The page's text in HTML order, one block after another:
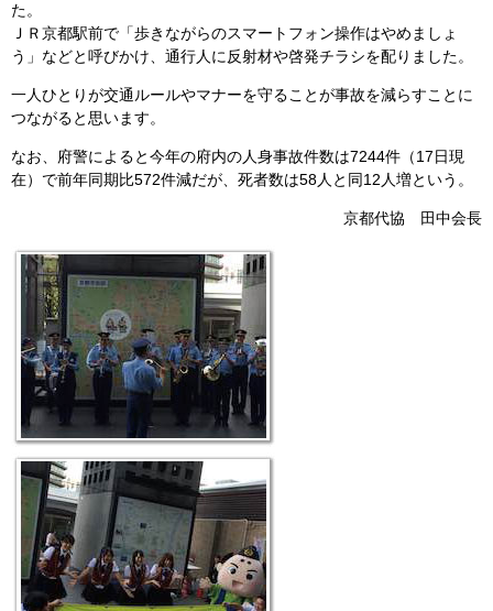
た。
ＪＲ京都駅前で「歩きながらのスマートフォン操作はやめましょ
う」などと呼びかけ、通行人に反射材や啓発チラシを配りました。
一人ひとりが交通ルールやマナーを守ることが事故を減らすことに
つながると思います。
なお、府警によると今年の府内の人身事故件数は7244件（17日現
在）で前年同期比572件減だが、死者数は58人と同12人増という。
京都代協 田中会長